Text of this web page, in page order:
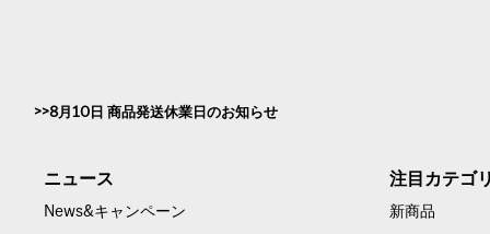
8月10日 商品発送休業日のお知らせ
ニュース
News&キャンペーン
注目カテゴ
新商品